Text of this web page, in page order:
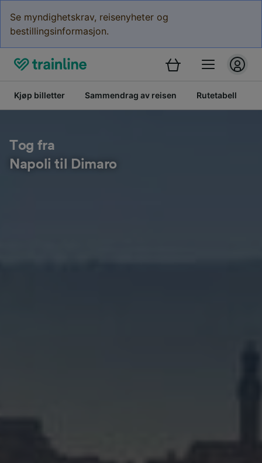
Se myndighetskrav, reisenyheter og
bestillingsinformasjon.
Kjøp billetter Sammendrag av reisen Rutetabell
Tog fra
Napoli til Dimaro